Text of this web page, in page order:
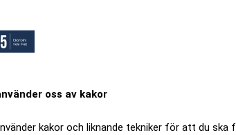
oss av kakor
kakor och liknande tekniker för att du ska